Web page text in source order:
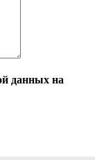
данных на